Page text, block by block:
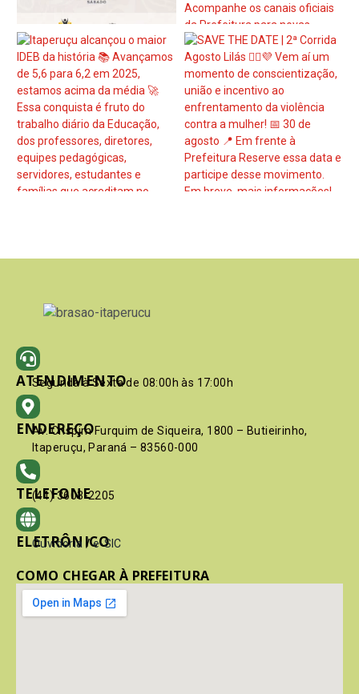
ATENDIMENTO
Segunda à Sexta de 08:00h às 17:00h
ENDEREÇO
Av. Crispim Furquim de Siqueira, 1800 – Butieirinho,
Itaperuçu, Paraná – 83560-000
TELEFONE
(41) 3603-2205
ELETRÔNICO
Ouvidoria / e-SIC
COMO CHEGAR À PREFEITURA